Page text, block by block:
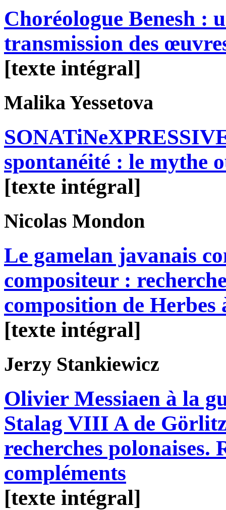
Choréologue Benesh :
transmission des
[texte intégral]
MalikaYessetova
spontanéité : le mythe
[texte intégral]
Nicolas Mondon
Le gamelan javanais
compositeur :
composition de Herbes
[texte intégral]
Jerzy Stankiewicz
Olivier Messiaen à la
Stalag VIII A de
recherches polonaises.
compléments
[texte intégral]